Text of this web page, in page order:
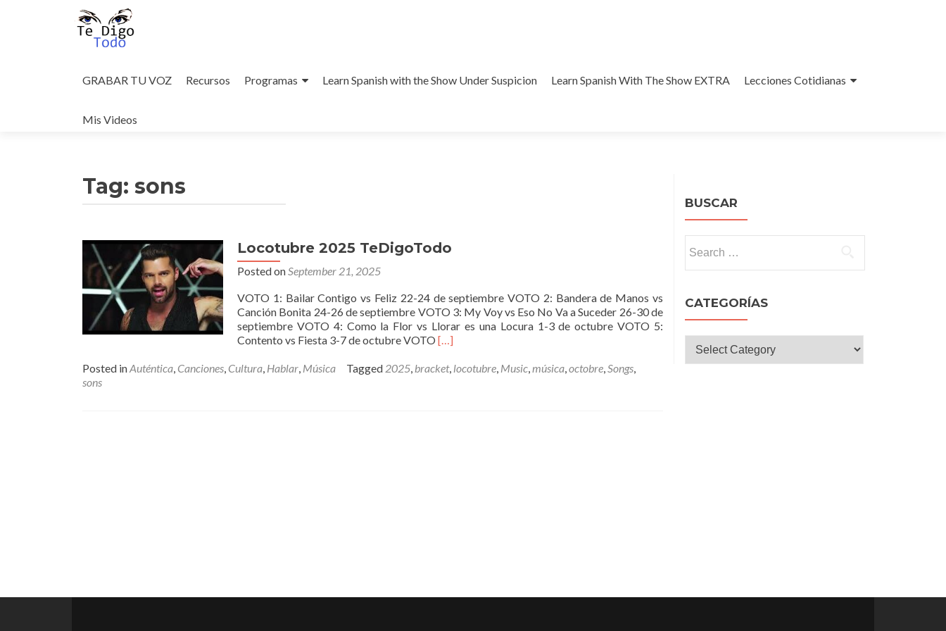
to
GRABAR TU VOZ Recursos Programas Learn Spanish with the Show Under Suspicion Learn Spanish With The Show EXTRA Lecciones Cotidianas
Mis Videos
Tag: sons
Locotubre 2025 TeDigoTodo
Posted onSeptember 21, 2025
VOTO 1: Bailar Contigo vs Feliz 22-24 de septiembre VOTO 2: Bandera de Manos vs
Canción Bonita 24-26 de septiembre VOTO 3: My Voy vs Eso No Va a Suceder 26-30 de
septiembre VOTO 4: Como la Flor vs Llorar es una Locura 1-3 de octubre VOTO 5:
Contento vs Fiesta 3-7 de octubre VOTO Read
about
[…]
Posted inAuténtica, Canciones, Cultura, Hablar, Música Tagged 2025, bracket, locotubre, Music,música,octobre,Songs,
sons
BUSCAR
for:
CATEGORÍAS
CATEGORÍAS